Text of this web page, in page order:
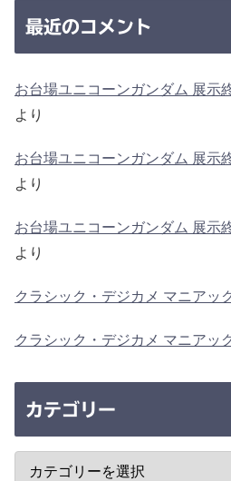
最近のコメント
お台場ユニコーンガンダム 展示
より
お台場ユニコーンガンダム 展示
より
お台場ユニコーンガンダム 展示
より
クラシック・デジカメ マニアッ
クラシック・デジカメ マニアッ
カテゴリー